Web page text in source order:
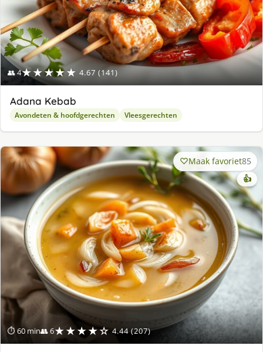
👥 4★★★★★ 4.67 (141)
Adana Kebab
Avondeten & hoofdgerechten Vleesgerechten
⏱ 60 min👥 6★★★★☆ 4.44 (207)
Maak favoriet85
👍